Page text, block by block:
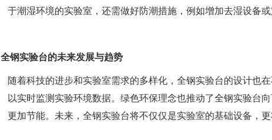
于潮湿环境的实验室，还需做好防潮措施，例如增加去湿设备
全钢实验台的未来发展与趋势
随着科技的进步和实验室需求的多样化，全钢实验台的设计也
以实时监测实验环境数据。绿色环保理念也推动了全钢实验台
更加节能。未来，全钢实验台将不仅仅是实验室的基础设备，更